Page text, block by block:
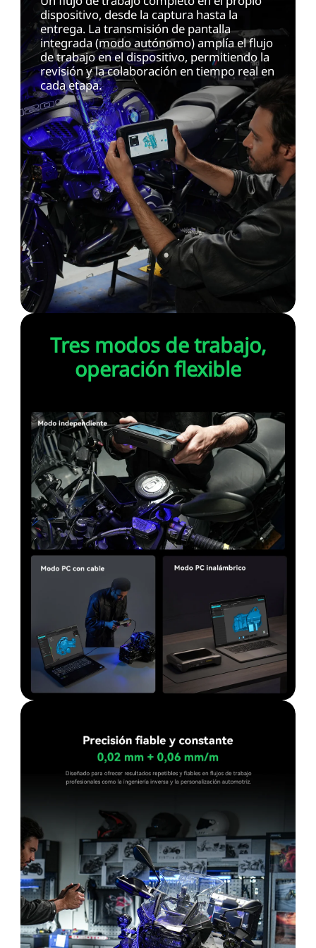
dispositivo, desde la captura hasta la
entrega. La transmisión de pantalla
integrada (modo autónomo) amplía el flujo
de trabajo en el dispositivo, permitiendo la
revisión y la colaboración en tiempo real en
cada etapa.
Tres modos de trabajo,
operación flexible